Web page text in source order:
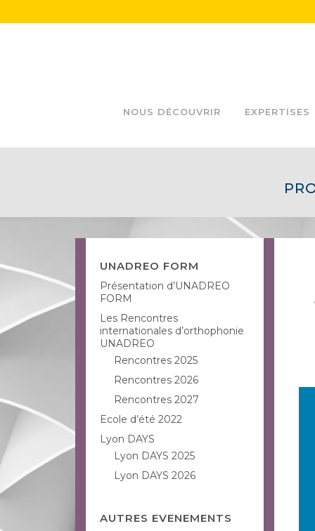
NOUS DÉCOUVRIR EXPERTISES
UNADREO FORM
Présentation d’UNADREO
FORM
Les Rencontres
internationales d’orthophonie
UNADREO
Rencontres 2025
Rencontres 2026
Rencontres 2027
Ecole d’été 2022
Lyon DAYS
Lyon DAYS 2025
Lyon DAYS 2026
AUTRES EVENEMENTS